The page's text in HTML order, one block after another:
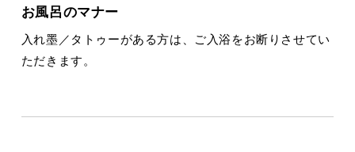
お風呂のマナー
入れ墨／タトゥーがある方は、ご入浴をお断りさせてい
ただきます。